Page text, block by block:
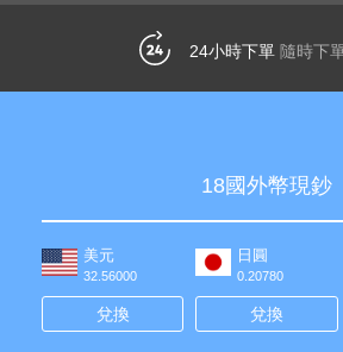
多筆申購/帳戶提領 兆豐
18國外幣現鈔
美元
32.56000
兌換
日圓
0.20780
兌換